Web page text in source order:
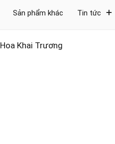
Sản phẩm khác Tin tức
Hoa Khai Trương